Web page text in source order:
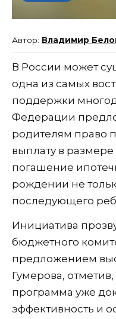
Владимир
В России может
одна из самых
поддержки
Федерации
родителям право
выплату в
погашение
рождении не
последующего
Инициатива
бюджетного
предложением
Гумерова,
программа уже
эффективность и